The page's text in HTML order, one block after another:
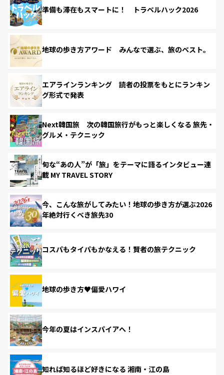
準備も滞在もスマートに！ トラベルハック2026
地球の歩き方アワード みんなで選ぶ、旅のベスト。
エアラインランキング 読者の投票をもとにランキン
グ形式で発表
Next韓国旅 次の韓国旅行がもっと楽しくなる 旅先・
グルメ・テクニック
旬な“あの人”が「旅」をテーマに語るインタビュー連
載 MY TRAVEL STORY
今、こんな旅がしてみたい！地球の歩き方が選ぶ2026
年絶対行くべき旅先30
コスパもタイパもかなえる！賢者の旅テクニック
地球の歩き方♥偏愛ハワイ
今年の夏はインスパイアへ！
知れば知るほど好きになる 湘南・江の島